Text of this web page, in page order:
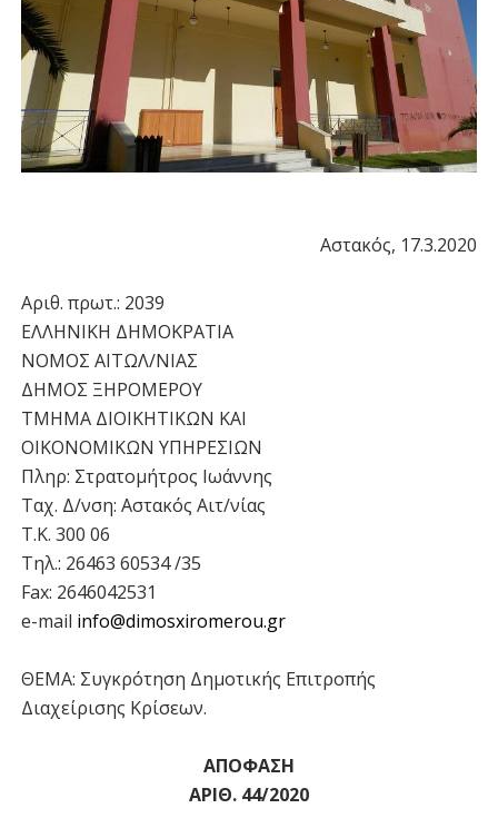
Αστακός, 17.3.2020
Αριθ. πρωτ.: 2039
ΕΛΛΗΝΙΚΗ ΔΗΜΟΚΡΑΤΙΑ
ΝΟΜΟΣ ΑΙΤΩΛ/ΝΙΑΣ
ΔΗΜΟΣ ΞΗΡΟΜΕΡΟΥ
ΤΜΗΜΑ ΔΙΟΙΚΗΤΙΚΩΝ ΚΑΙ
ΟΙΚΟΝΟΜΙΚΩΝ ΥΠΗΡΕΣΙΩΝ
Πληρ: Στρατομήτρος Ιωάννης
Ταχ. Δ/νση: Αστακός Αιτ/νίας
T.K. 300 06
Τηλ.: 26463 60534 /35
Fax: 2646042531
e-mail info@dimosxiromerou.gr
ΘΕΜΑ: Συγκρότηση Δημοτικής Επιτροπής
Διαχείρισης Κρίσεων.
ΑΠΟΦΑΣΗ
ΑΡΙΘ. 44/2020